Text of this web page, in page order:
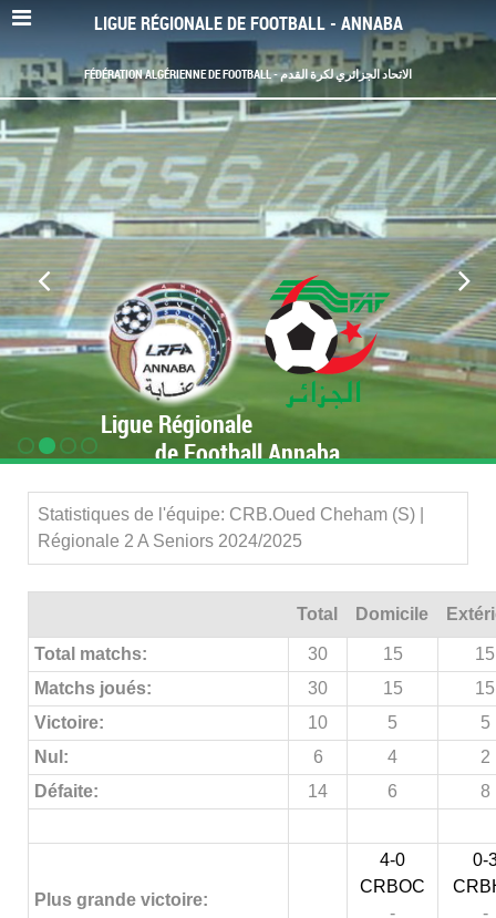
LIGUE RÉGIONALE DE FOOTBALL - ANNABA
FÉDÉRATION ALGÉRIENNE DE FOOTBALL - الاتحاد الجزائري لكرة القدم
Ligue Régionale
de Football Annaba
Statistiques de l'équipe: CRB.Oued Cheham (S) |
Régionale 2 A Seniors 2024/2025
Total Domicile
Total matchs: 30 15
15
Matchs joués:
30 15
15
Victoire:
10 5
5
Nul:
6 4
2
Défaite:
14 6 8
Plus grande victoire:
4-0
CRBOC
-
0-
-